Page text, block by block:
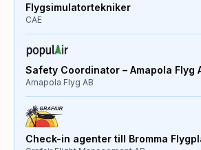
Flygsimulatortekniker
CAE
Safety Coordinator – Amapola Flyg
Amapola Flyg AB
Check-in agenter till Bromma